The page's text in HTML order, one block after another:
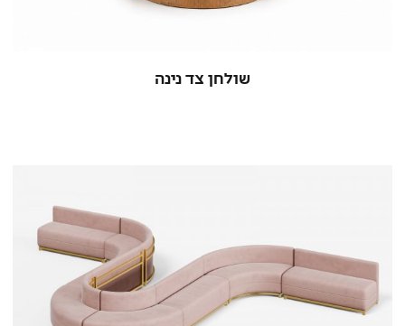
שולחן צד נינה